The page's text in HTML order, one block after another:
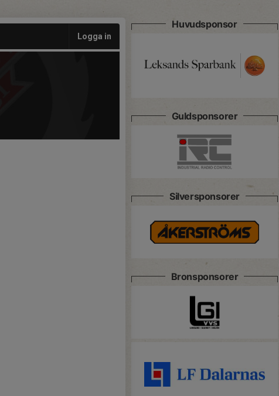
Logga in
Huvudsponsor
Guldsponsorer
Silversponsorer
Bronsponsorer